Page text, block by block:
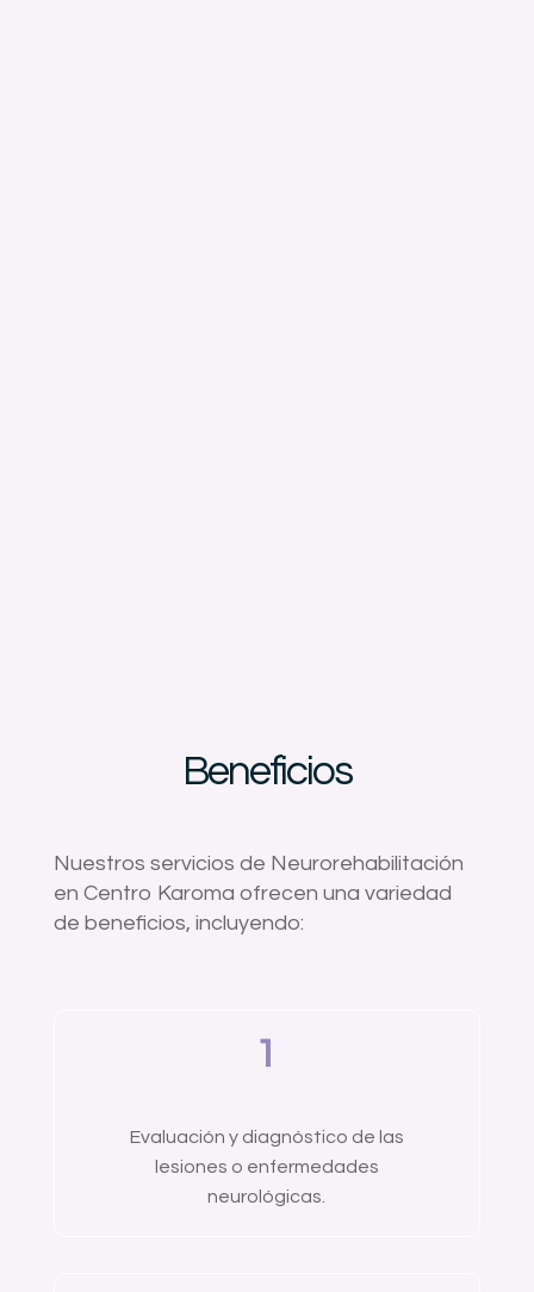
Beneficios
Nuestros servicios de Neurorehabilitación
en Centro Karoma ofrecen una variedad
de beneficios, incluyendo:
1
Evaluación y diagnóstico de las
lesiones o enfermedades
neurológicas.